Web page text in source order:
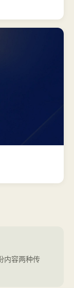
内容两种传